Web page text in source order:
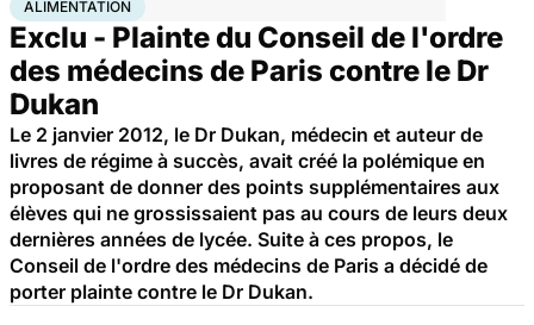
ALIMENTATION
Exclu - Plainte du Conseil de l'ordre
des médecins de Paris contre le Dr
Dukan
Le 2 janvier 2012, le Dr Dukan, médecin et auteur de
livres de régime à succès, avait créé la polémique en
proposant de donner des points supplémentaires aux
élèves qui ne grossissaient pas au cours de leurs deux
dernières années de lycée. Suite à ces propos, le
Conseil de l'ordre des médecins de Paris a décidé de
porter plainte contre le Dr Dukan.